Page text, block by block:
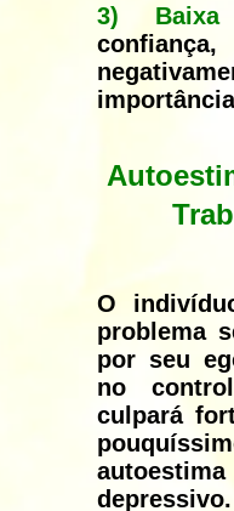
3) Baixa
O
problema
por seu
no
culpará
depressivo.